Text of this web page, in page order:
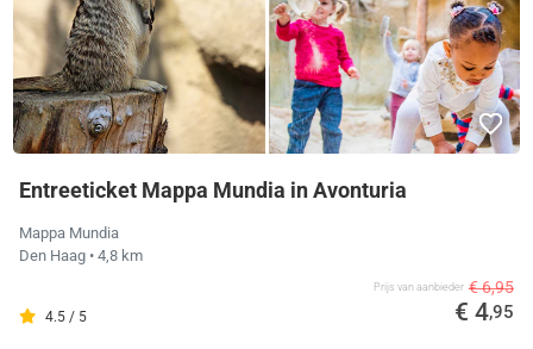
Entreeticket Mappa Mundia in Avonturia
Mappa Mundia
Den Haag • 4,8 km
4.5 / 5
Prijs van aanbieder € 6,95
€ 4,95